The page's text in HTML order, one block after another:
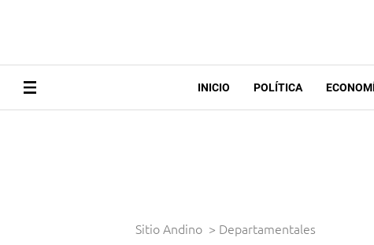
INICIO POLÍTICA
Sitio Andino > Departamentales